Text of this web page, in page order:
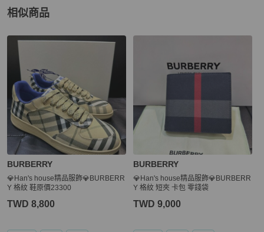
相似商品
更多相似BURBERRY女包推薦精品
BURBERRY
💎Han's house精品服飾💎BURBERR
Y 格紋 鞋原價23300
TWD 8,800
BURBERRY
💎Han's house精品服飾💎BURBERR
Y 格紋 短夾 卡包 零錢袋
TWD 9,000